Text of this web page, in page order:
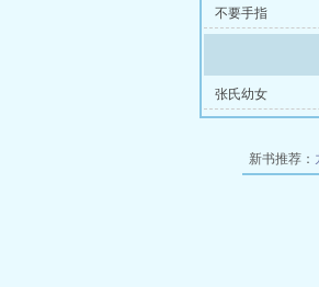
不要手指
张氏幼女
新书推荐：